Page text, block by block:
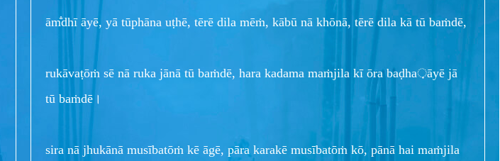
ām̐dhī āyē, yā tūphāna uṭhē, tērē dila mēṁ, kābū nā khōnā, tērē dila kā tū baṁdē,
rukāvaṭōṁ sē nā ruka jānā tū baṁdē, hara kadama maṁjila kī ōra baḍha़āyē jā
tū baṁdē।
sira nā jhukānā musībatōṁ kē āgē, pāra karakē musībatōṁ kō, pānā hai maṁjila